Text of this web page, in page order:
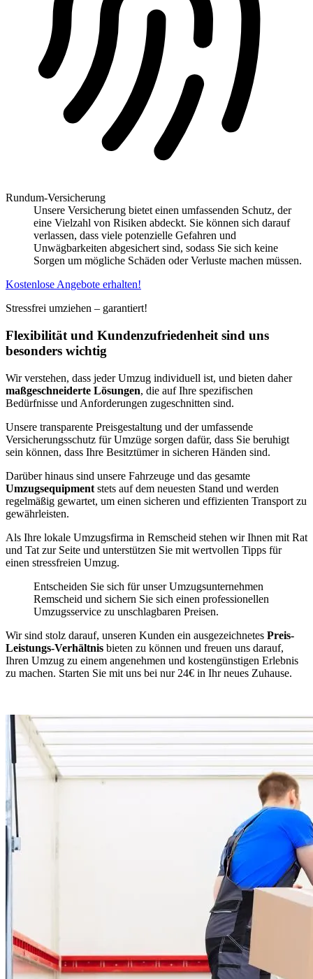
Rundum-Versicherung
Unsere Versicherung bietet einen umfassenden Schutz, der
eine Vielzahl von Risiken abdeckt. Sie können sich darauf
verlassen, dass viele potenzielle Gefahren und
Unwägbarkeiten abgesichert sind, sodass Sie sich keine
Sorgen um mögliche Schäden oder Verluste machen müssen.
Kostenlose Angebote erhalten!
Stressfrei umziehen – garantiert!
Flexibilität und Kundenzufriedenheit sind uns
besonders wichtig
Wir verstehen, dass jeder Umzug individuell ist, und bieten daher
maßgeschneiderte Lösungen, die auf Ihre spezifischen
Bedürfnisse und Anforderungen zugeschnitten sind.
Unsere transparente Preisgestaltung und der umfassende
Versicherungsschutz für Umzüge sorgen dafür, dass Sie beruhigt
sein können, dass Ihre Besitztümer in sicheren Händen sind.
Darüber hinaus sind unsere Fahrzeuge und das gesamte
Umzugsequipment stets auf dem neuesten Stand und werden
regelmäßig gewartet, um einen sicheren und effizienten Transport zu
gewährleisten.
Als Ihre lokale Umzugsfirma in Remscheid stehen wir Ihnen mit Rat
und Tat zur Seite und unterstützen Sie mit wertvollen Tipps für
einen stressfreien Umzug.
Entscheiden Sie sich für unser Umzugsunternehmen
Remscheid und sichern Sie sich einen professionellen
Umzugsservice zu unschlagbaren Preisen.
Wir sind stolz darauf, unseren Kunden ein ausgezeichnetes Preis-
Leistungs-Verhältnis bieten zu können und freuen uns darauf,
Ihren Umzug zu einem angenehmen und kostengünstigen Erlebnis
zu machen. Starten Sie mit uns bei nur 24€ in Ihr neues Zuhause.